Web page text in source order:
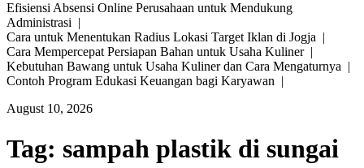
Efisiensi Absensi Online Perusahaan untuk Mendukung
Administrasi |
Cara untuk Menentukan Radius Lokasi Target Iklan di Jogja |
Cara Mempercepat Persiapan Bahan untuk Usaha Kuliner |
Kebutuhan Bawang untuk Usaha Kuliner dan Cara Mengaturnya |
Contoh Program Edukasi Keuangan bagi Karyawan |
August 10, 2026
Tag: sampah plastik di sungai